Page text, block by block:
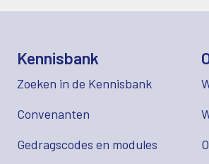
Kennisbank
Zoeken in de Kennisbank
Convenanten
Gedragscodes en modules